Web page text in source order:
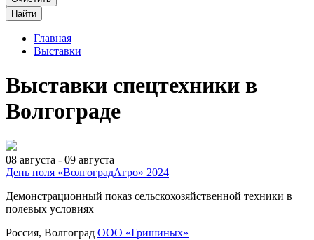
Найти
Главная
Выставки
Выставки спецтехники в
Волгограде
08 августа - 09 августа
День поля «ВолгоградАгро» 2024
Демонстрационный показ сельскохозяйственной техники в
полевых условиях
Россия, Волгоград ООО «Гришиных»